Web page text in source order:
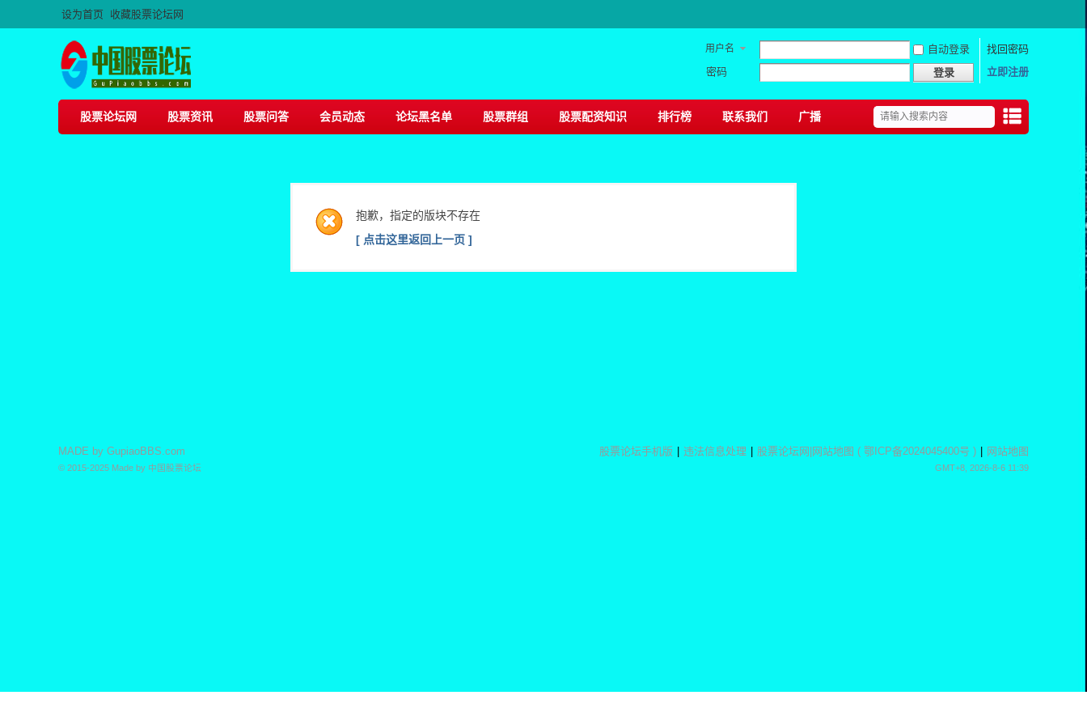
设为首页 收藏股票论坛网
用户名 自动登录
找回密码
密码
登录 立即注册
捷导
股票论坛网 股票资讯 股票问答 会员动态 论坛黑名单 股票群组 股票配资知识 排行榜 联系我们 广播
抱歉，指定的版块不存在
[ 点击这里返回上一页 ]
股票论坛手机版 违法信息处理 股票论坛网 网站地图 ( 鄂ICP备2024045400号 ) 网站地图
GMT+8, 2026-8-6 11:39
MADE by GupiaoBBS.com
© 2015-2025 Made by 中国股票论坛